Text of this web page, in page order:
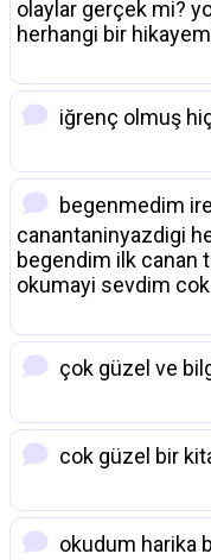
olaylar gerçek mi?
herhangi bir
iğrenç olmuş
begenmedim
canantaninyazdigi
begendim ilk canan
okumayi sevdim cok
çok güzel ve
cok güzel bir
okudum harika